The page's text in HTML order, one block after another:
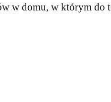
w domu, w którym do